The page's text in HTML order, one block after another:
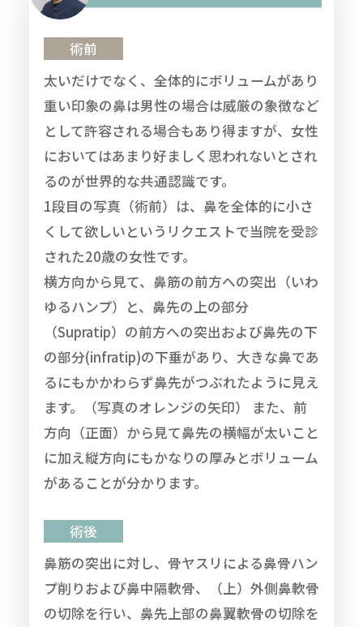
術前
太いだけでなく、全体的にボリュームがあり
重い印象の鼻は男性の場合は威厳の象徴など
として許容される場合もあり得ますが、女性
においてはあまり好ましく思われないとされ
るのが世界的な共通認識です。
1段目の写真（術前）は、鼻を全体的に小さ
くして欲しいというリクエストで当院を受診
された20歳の女性です。
横方向から見て、鼻筋の前方への突出（いわ
ゆるハンプ）と、鼻先の上の部分
（Supratip）の前方への突出および鼻先の下
の部分(infratip)の下垂があり、大きな鼻であ
るにもかかわらず鼻先がつぶれたように見え
ます。（写真のオレンジの矢印） また、前
方向（正面）から見て鼻先の横幅が太いこと
に加え縦方向にもかなりの厚みとボリューム
があることが分かります。
術後
鼻筋の突出に対し、骨ヤスリによる鼻骨ハン
プ削りおよび鼻中隔軟骨、（上）外側鼻軟骨
の切除を行い、鼻先上部の鼻翼軟骨の切除を